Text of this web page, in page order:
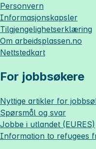
Personvern
Informasjonskapsler
Tilgjengelighetserklæring
Om arbeidsplassen.no
Nettstedkart
For jobbsøkere
Nyttige artikler for
Spørsmål og svar
Jobbe i utlandet (EURES)
Information to refugees